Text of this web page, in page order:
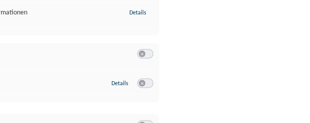
Details
Details zu Google Analytics